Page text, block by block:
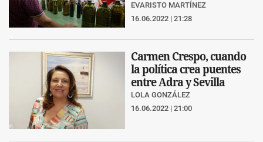
EVARISTO MARTÍNEZ
16.06.2022 | 21:28
Carmen Crespo, cuando
la política crea puentes
entre Adra y Sevilla
LOLA GONZÁLEZ
16.06.2022 | 21:00